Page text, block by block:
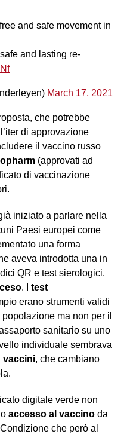
and safe movement in
and lasting re-
March 17, 2021
che potrebbe
di approvazione
il vaccino russo
(approvati ad
di vaccinazione
iniziato a parlare nella
Paesi europei come
una forma
aveva introdotta una in
QR e test sierologici.
. I test
erano strumenti validi
ma non per il
sanitario su uno
individuale sembrava
vaccini, che cambiano
digitale verde non
accesso al vaccino da
che però al